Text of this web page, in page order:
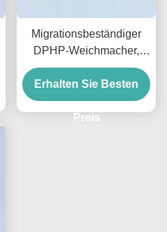
Migrationsbeständiger
DPHP-Weichmacher,
Phthalat, hohe
Wetterbeständigkeit und
Stabilität für Drähte
Erhalten Sie Besten
Preis